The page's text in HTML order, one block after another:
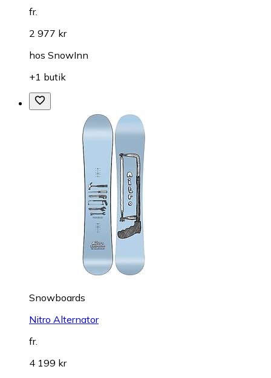
fr.
2 977 kr
hos SnowInn
+1 butik
Snowboards
Nitro Alternator
fr.
4 199 kr